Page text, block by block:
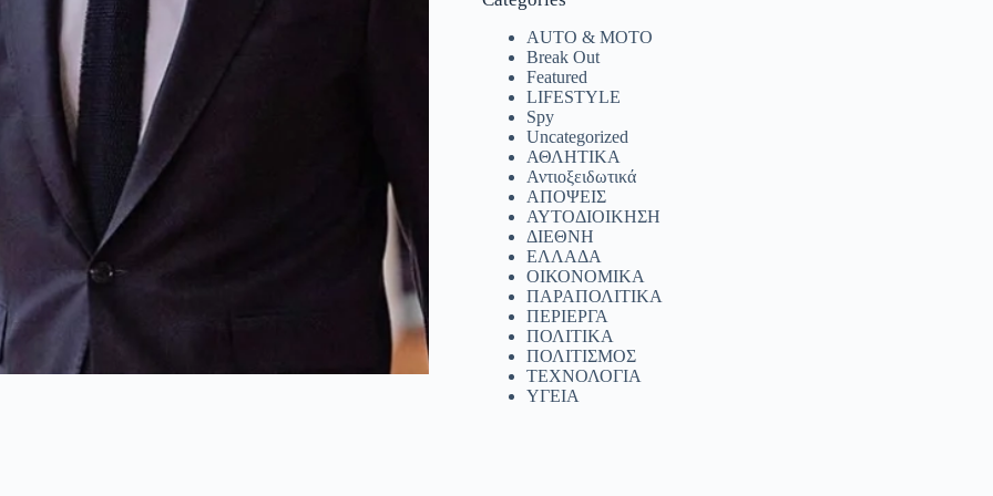
AUTO & MOTO
Break Out
Featured
LIFESTYLE
Spy
Uncategorized
ΑΘΛΗΤΙΚΑ
Αντιοξειδωτικά
ΑΠΟΨΕΙΣ
ΑΥΤΟΔΙΟΙΚΗΣΗ
ΔΙΕΘΝΗ
ΕΛΛΑΔΑ
ΟΙΚΟΝΟΜΙΚΑ
ΠΑΡΑΠΟΛΙΤΙΚΑ
ΠΕΡΙΕΡΓΑ
ΠΟΛΙΤΙΚΑ
ΠΟΛΙΤΙΣΜΟΣ
ΤΕΧΝΟΛΟΓΙΑ
ΥΓΕΙΑ